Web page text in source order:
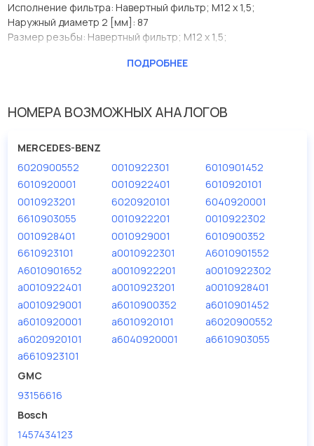
Исполнение фильтра: Навертный фильтр; M12 x 1,5;
Наружный диаметр 2 [мм]: 87
Размер резьбы: Навертный фильтр; M12 x 1,5;
Внутренний диаметр 2 (мм)
72
Исполнение фильтра
Наружный диаметр 2 [мм]
Размер резьбы
M12 x 1,5
ПОДРОБНЕЕ
НОМЕРА ВОЗМОЖНЫХ АНАЛОГОВ
MERCEDES-BENZ
6020900552
0010922301
6010901452
6010920001
0010922401
6010920101
0010923201
6020920101
6040920001
6610903055
0010922201
0010922302
0010928401
0010929001
6010900352
6610923101
a0010922301
A6010901552
A6010901652
a0010922201
a0010922302
a0010922401
a0010923201
a0010928401
a0010929001
a6010900352
a6010901452
a6010920001
a6010920101
a6020900552
a6020920101
a6040920001
a6610903055
a6610923101
GMC
93156616
Bosch
1457434123